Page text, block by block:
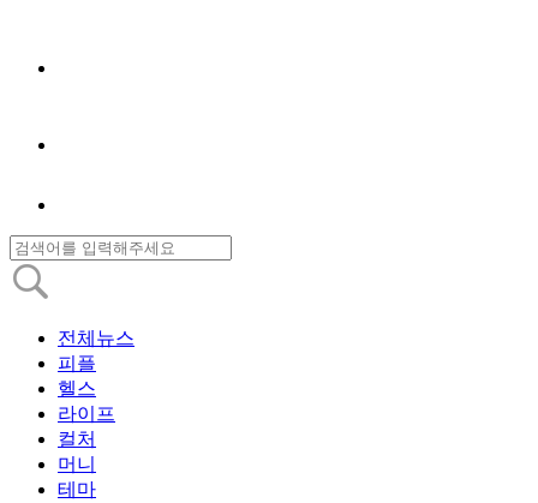
전체뉴스
피플
헬스
라이프
컬처
머니
테마